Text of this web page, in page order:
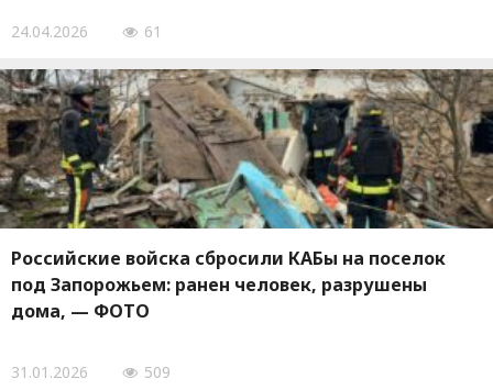
24.04.2026 61
Российские войска сбросили КАБы на поселок
под Запорожьем: ранен человек, разрушены
дома, — ФОТО
31.01.2026 509